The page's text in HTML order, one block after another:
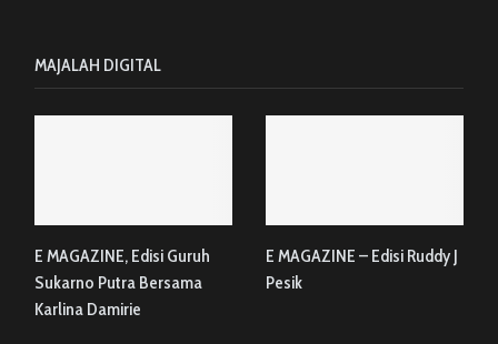
MAJALAH DIGITAL
E MAGAZINE, Edisi Guruh
Sukarno Putra Bersama
Karlina Damirie
E MAGAZINE – Edisi Ruddy J
Pesik